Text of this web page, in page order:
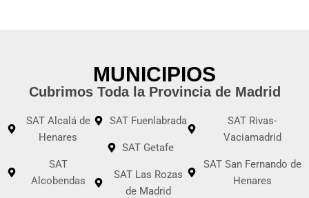
MUNICIPIOS
Cubrimos Toda la Provincia de Madrid
SAT Alcalá de
Henares
SAT
Alcobendas
SAT Fuenlabrada
SAT Getafe
SAT Las Rozas
de Madrid
SAT Rivas-
Vaciamadrid
SAT San Fernando de
Henares